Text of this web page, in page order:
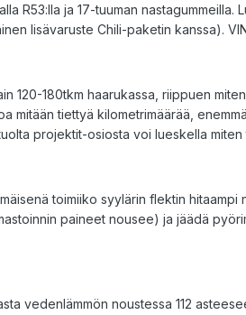
R53:lla ja 17-tuuman
lisävaruste Chili-paketin kanssa).
120-180tkm haarukassa, riippuen
mitään tiettyä kilometrimäärää,
projektit-osiosta voi lueskella miten
toimiiko syylärin flektin
paineet nousee) ja jäädä
vedenlämmön noustessa 112